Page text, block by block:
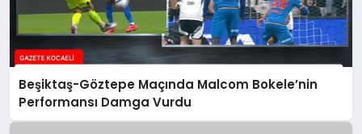
Beşiktaş-Göztepe Maçında Malcom Bokele’nin
Performansı Damga Vurdu